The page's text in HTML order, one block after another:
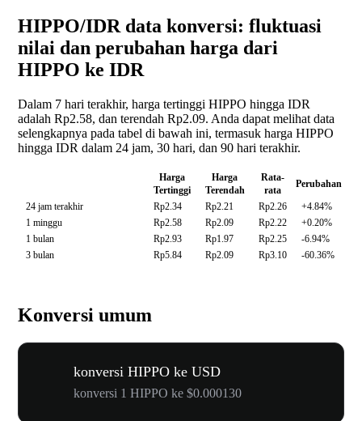
HIPPO/IDR data konversi: fluktuasi
nilai dan perubahan harga dari
HIPPO ke IDR
Dalam 7 hari terakhir, harga tertinggi HIPPO hingga IDR
adalah Rp2.58, dan terendah Rp2.09. Anda dapat melihat data
selengkapnya pada tabel di bawah ini, termasuk harga HIPPO
hingga IDR dalam 24 jam, 30 hari, dan 90 hari terakhir.
Harga
Tertinggi
Harga
Terendah
Rata-
rata
Perubahan
24 jam terakhir
Rp2.34 Rp2.21 Rp2.26
+4.84%
1 minggu
Rp2.58 Rp2.09 Rp2.22
+0.20%
1 bulan
Rp2.93 Rp1.97 Rp2.25
-6.94%
3 bulan
Rp5.84 Rp2.09 Rp3.10 -60.36%
Konversi umum
konversi HIPPO ke USD
konversi 1 HIPPO ke $0.000130